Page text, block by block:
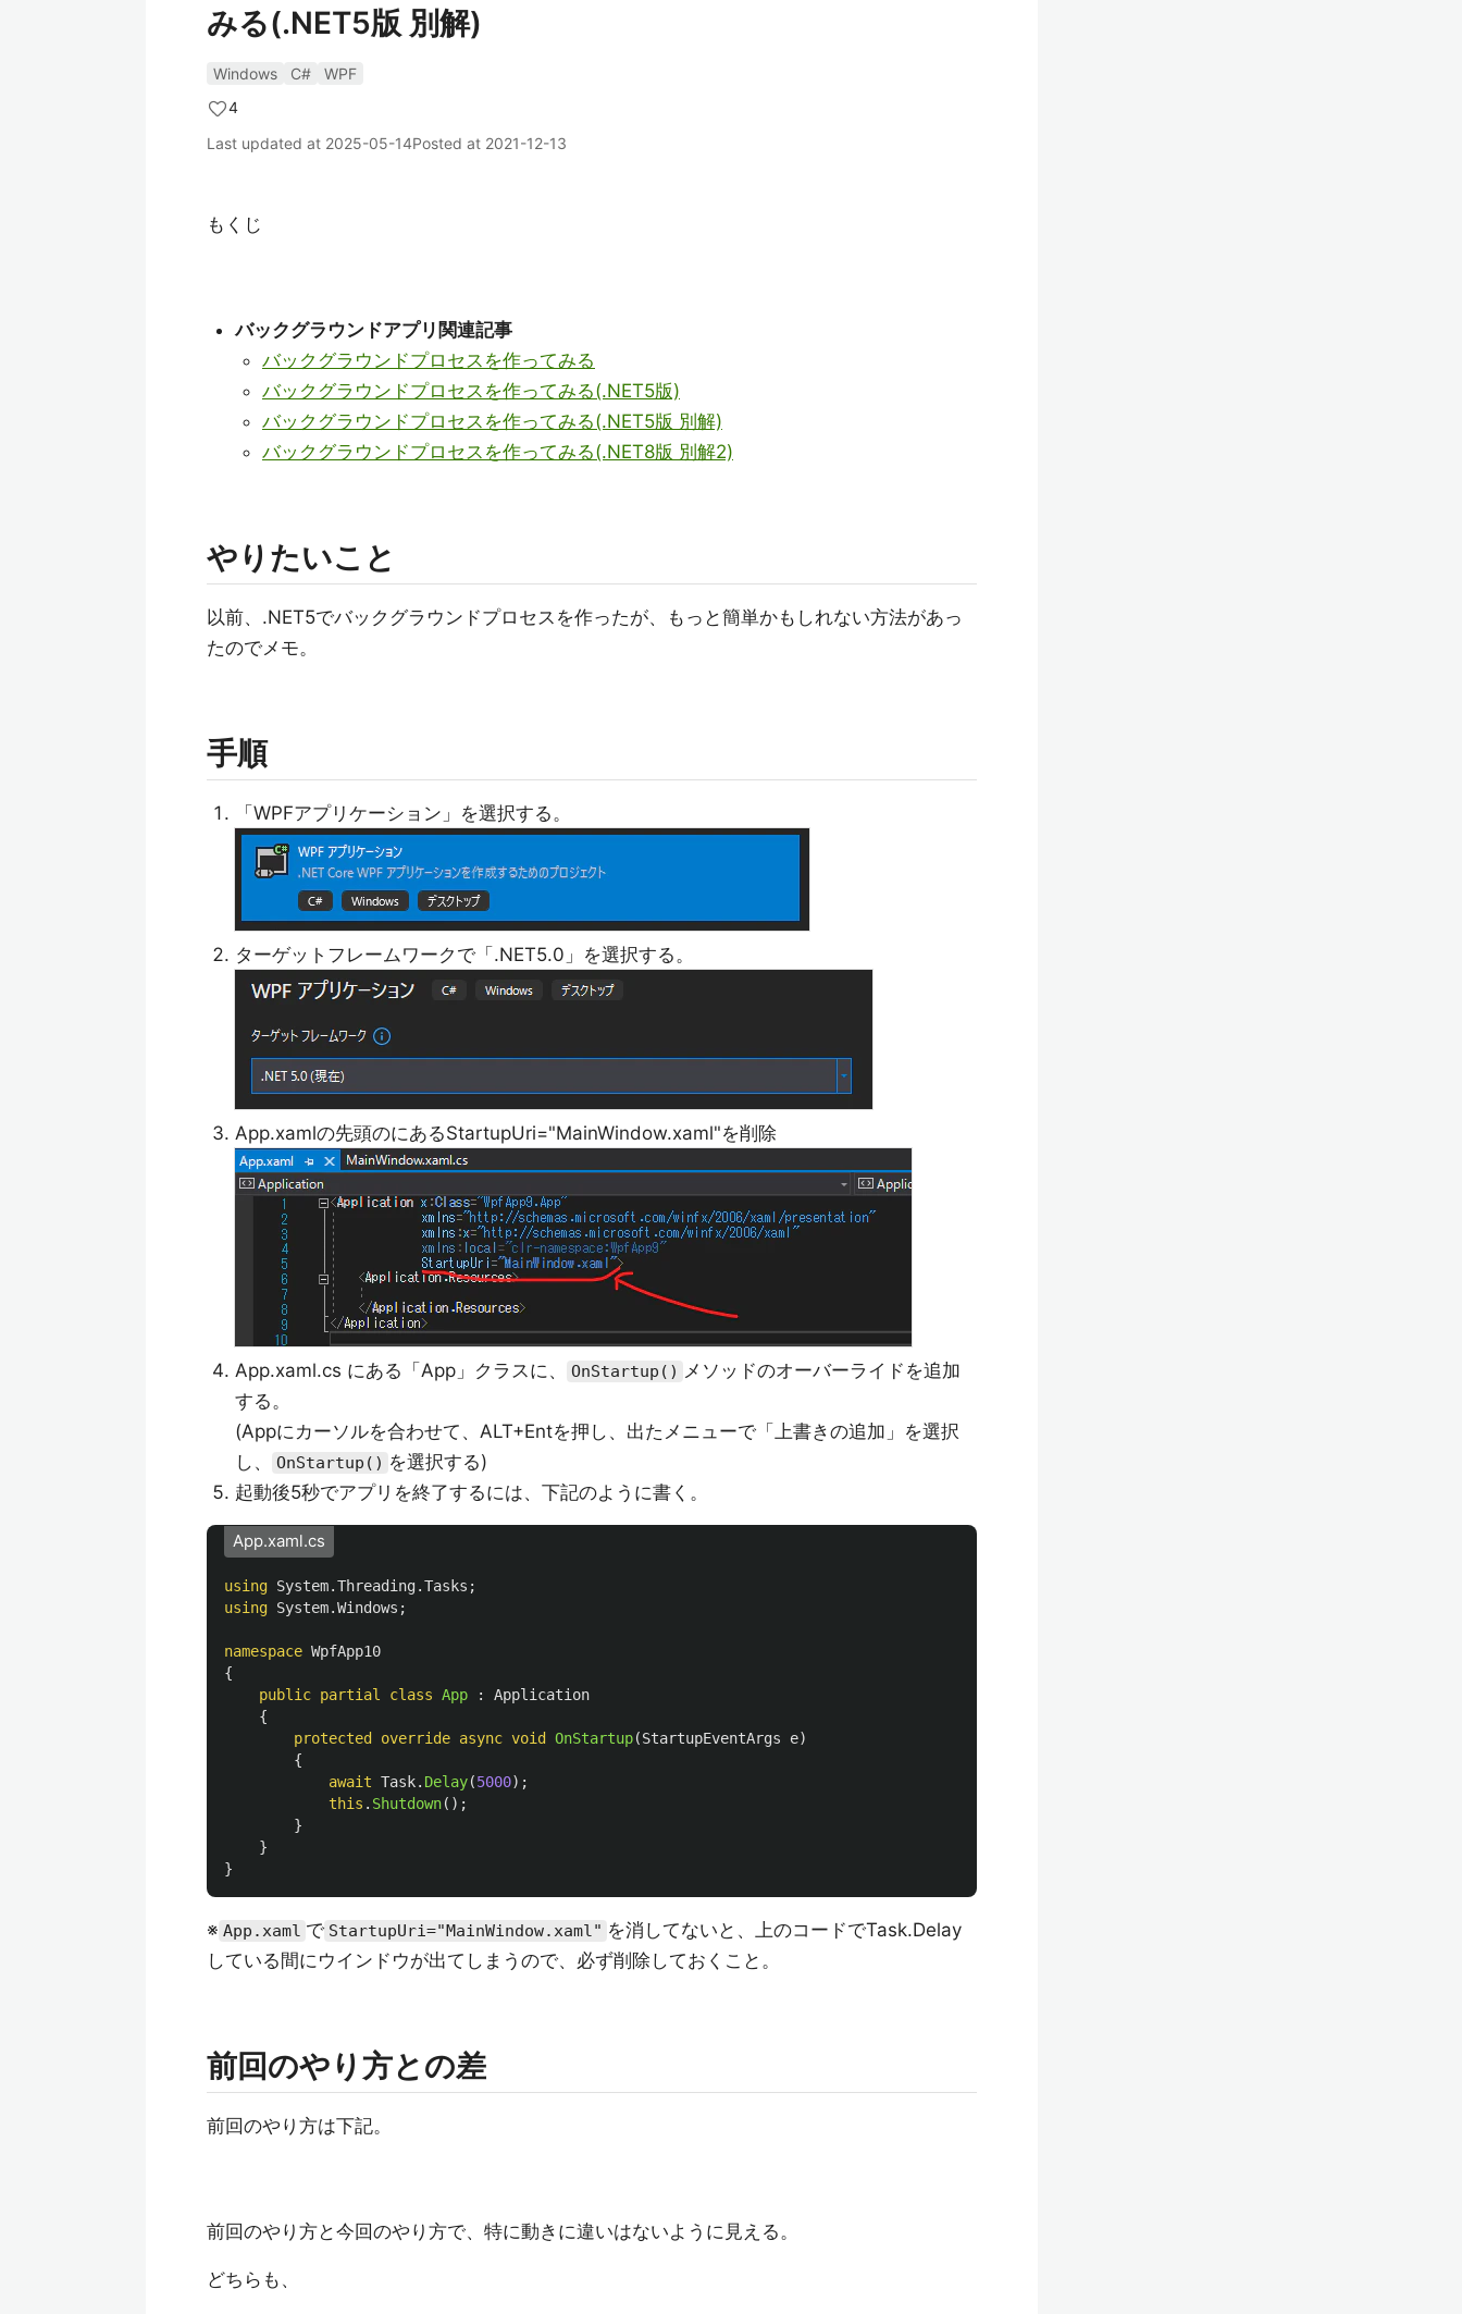
みる(.NET5版 別解)
Windows C#
WPF
4
Last updated at 2025-05-14Posted at 2021-12-13
もくじ
バックグラウンドアプリ関連記事
バックグラウンドプロセスを作ってみる
バックグラウンドプロセスを作ってみる(.NET5版)
バックグラウンドプロセスを作ってみる(.NET5版 別解)
バックグラウンドプロセスを作ってみる(.NET8版 別解2)
やりたいこと
以前、.NET5でバックグラウンドプロセスを作ったが、もっと簡単かもしれない方法があっ
たのでメモ。
手順
「WPFアプリケーション」を選択する。
ターゲットフレームワークで「.NET5.0」を選択する。
App.xamlの先頭のにあるStartupUri="MainWindow.xaml"を削除
App.xaml.cs にある「App」クラスに、 OnStartup() メソッドのオーバーライドを追加
する。
(Appにカーソルを合わせて、ALT+Entを押し、出たメニューで「上書きの追加」を選択
し、
OnStartup() を選択する)
起動後5秒でアプリを終了するには、下記のように書く。
App.xaml.cs
using System.Threading.Tasks ;
using System.Windows ;
namespace WpfApp10
{
public partial class App :
Application
{
protected
override async void OnStartup(StartupEventArgs e)
{
await Task. Delay(5000);
this . Shutdown();
}
}
}
※ App.xaml で StartupUri="MainWindow.xaml" を消してないと、上のコードでTask.Delay
している間にウインドウが出てしまうので、必ず削除しておくこと。
前回のやり方との差
前回のやり方は下記。
前回のやり方と今回のやり方で、特に動きに違いはないように見える。
どちらも、